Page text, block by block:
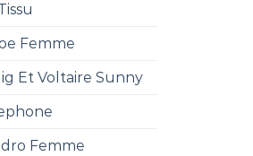
Femme
Et Voltaire Sunny
Femme